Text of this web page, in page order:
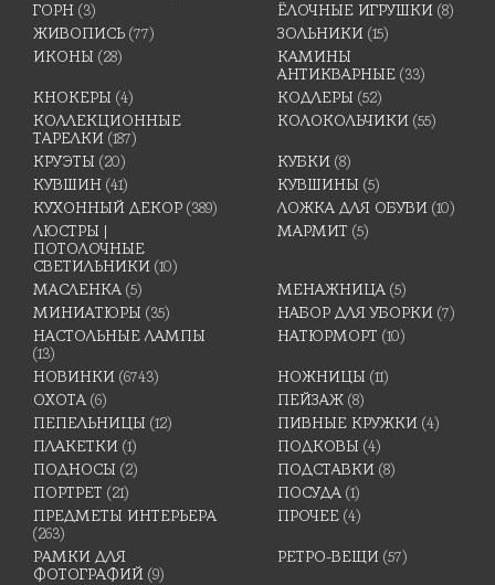
ГОРН (3) ЁЛОЧНЫЕ ИГРУШКИ (8)
ЖИВОПИСЬ (77) ЗОЛЬНИКИ (15)
ИКОНЫ (28)
КАМИНЫ
АНТИКВАРНЫЕ (33)
КНОКЕРЫ (4) КОДЛЕРЫ (52)
КОЛЛЕКЦИОННЫЕ
ТАРЕЛКИ (187)
КОЛОКОЛЬЧИКИ (55)
КРУЭТЫ (20) КУБКИ (8)
КУВШИН (41) КУВШИНЫ (5)
КУХОННЫЙ ДЕКОР (389) ЛОЖКА ДЛЯ ОБУВИ (10)
ЛЮСТРЫ |
ПОТОЛОЧНЫЕ
СВЕТИЛЬНИКИ (10)
МАРМИТ (5)
МАСЛЕНКА (5) МЕНАЖНИЦА (5)
МИНИАТЮРЫ (35) НАБОР ДЛЯ УБОРКИ (7)
НАСТОЛЬНЫЕ ЛАМПЫ
(13)
НАТЮРМОРТ (10)
НОВИНКИ (6743) НОЖНИЦЫ (11)
ОХОТА (6) ПЕЙЗАЖ (8)
ПЕПЕЛЬНИЦЫ (12) ПИВНЫЕ КРУЖКИ (4)
ПЛАКЕТКИ (1) ПОДКОВЫ (4)
ПОДНОСЫ (2) ПОДСТАВКИ (8)
ПОРТРЕТ (21) ПОСУДА (1)
ПРЕДМЕТЫ ИНТЕРЬЕРА
(263)
ПРОЧЕЕ (4)
РАМКИ ДЛЯ
ФОТОГРАФИЙ (9)
РЕТРО-ВЕЩИ (57)